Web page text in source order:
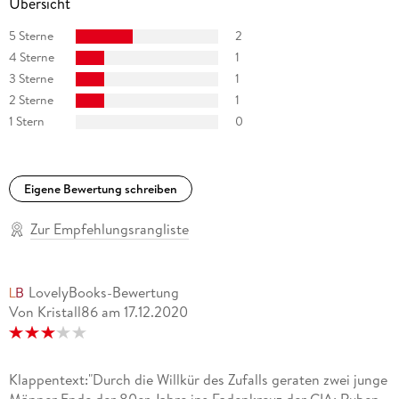
5 Sterne
2
4 Sterne
1
3 Sterne
1
2 Sterne
1
1 Stern
0
Eigene Bewertung schreiben
Zur Empfehlungsrangliste
LovelyBooks-Bewertung
Von Kristall86 am 17.12.2020
Klappentext:"Durch die Willkür des Zufalls geraten zwei junge